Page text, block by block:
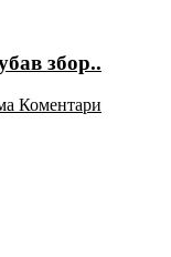
збор..
Коментари